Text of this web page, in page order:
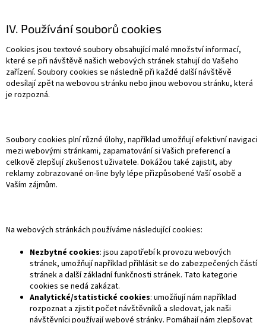
IV. Používání souborů cookies
Cookies jsou textové soubory obsahující malé množství informací,
které se při návštěvě našich webových stránek stahují do Vašeho
zařízení. Soubory cookies se následně při každé další návštěvě
odesílají zpět na webovou stránku nebo jinou webovou stránku, která
je rozpozná.
Soubory cookies plní různé úlohy, například umožňují efektivní navigaci
mezi webovými stránkami, zapamatování si Vašich preferencí a
celkově zlepšují zkušenost uživatele. Dokážou také zajistit, aby
reklamy zobrazované on-line byly lépe přizpůsobené Vaší osobě a
Vaším zájmům.
Na webových stránkách používáme následující cookies:
Nezbytné cookies: jsou zapotřebí k provozu webových
stránek, umožňují například přihlásit se do zabezpečených částí
stránek a další základní funkčnosti stránek. Tato kategorie
cookies se nedá zakázat.
Analytické/statistické cookies: umožňují nám například
rozpoznat a zjistit počet návštěvníků a sledovat, jak naši
návštěvníci používají webové stránky. Pomáhají nám zlepšovat